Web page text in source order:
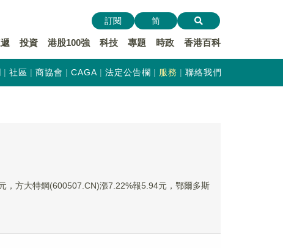
投資 港股100強 科技 專題 時政 香港百科
訂閱 简
社區 商協會 CAGA 法定公告欄 服務 聯絡我們
，方大特鋼(600507.CN)漲7.22%報5.94元，鄂爾多斯